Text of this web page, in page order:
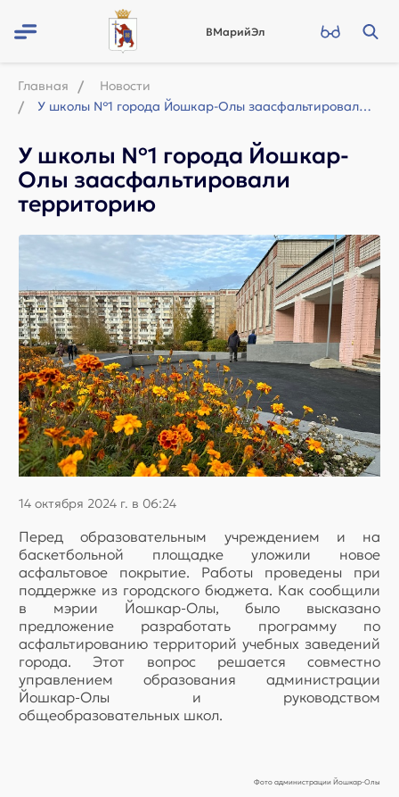
ВМарийЭл
Главная
Новости
У школы №1 города Йошкар-Олы заасфальтировали территорию
У школы №1 города Йошкар-
Олы заасфальтировали
территорию
14 октября 2024 г. в 06:24
Перед образовательным учреждением и на
баскетбольной площадке уложили новое
асфальтовое покрытие. Работы проведены при
поддержке из городского бюджета. Как сообщили
в мэрии Йошкар-Олы, было высказано
предложение разработать программу по
асфальтированию территорий учебных заведений
города. Этот вопрос решается совместно
управлением образования администрации
Йошкар-Олы и руководством
общеобразовательных школ.
Фото администрации Йошкар-Олы